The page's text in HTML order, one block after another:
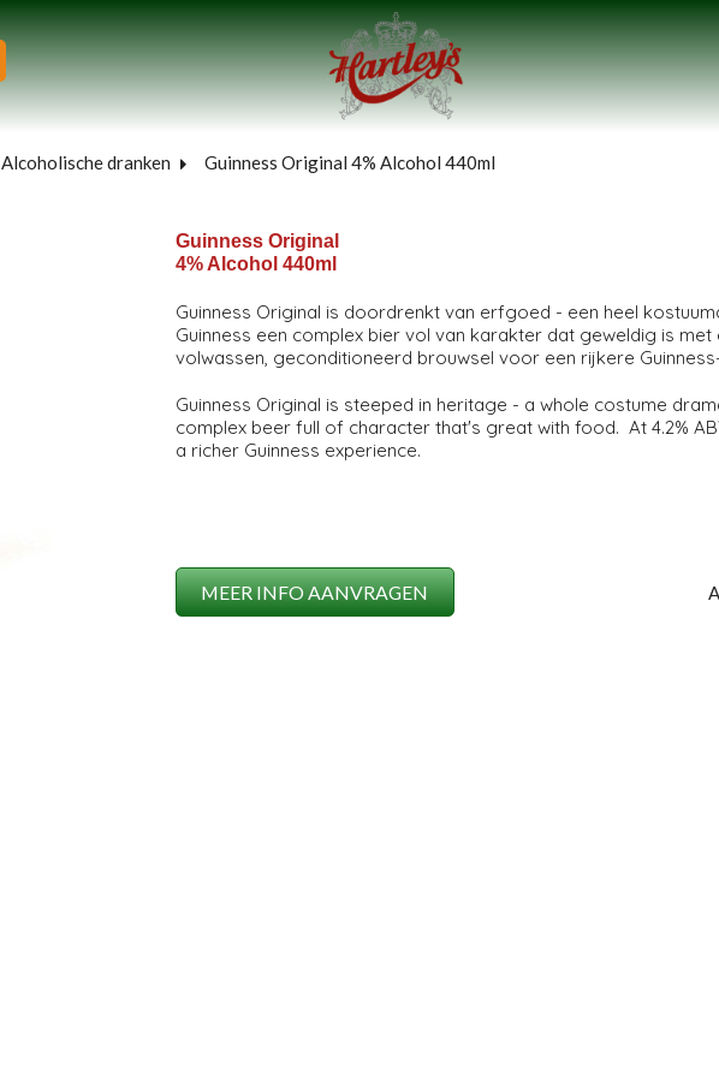
Alcoholische dranken Guinness Original 4% Alcohol 440ml
Guinness Original
4% Alcohol 440ml
Guinness Original is doordrenkt van erfgoed - een heel
Guinness een complex bier vol van karakter dat geweldig is met
volwassen, geconditioneerd brouwsel voor een rijkere
Guinness Original is steeped in heritage - a whole costume
complex beer full of character that's great with food. At 4.2%
a richer Guinness experience.
MEER INFO AANVRAGEN